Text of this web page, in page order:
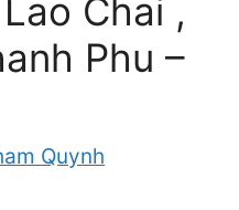
Chai ,
Phu –
Quynh